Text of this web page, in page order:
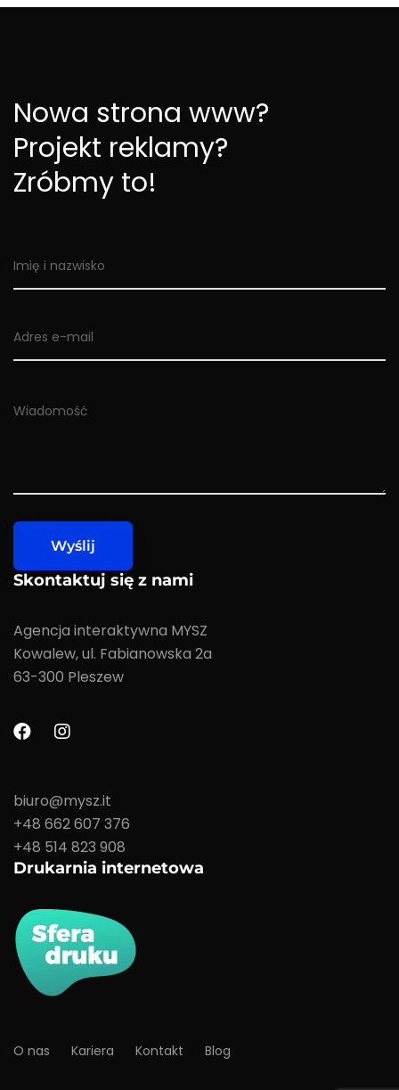
Nowa strona www?
Projekt reklamy?
Zróbmy to!
Skontaktuj się z nami
Agencja interaktywna MYSZ
Kowalew, ul. Fabianowska 2a
63-300 Pleszew
biuro@mysz.it
+48 662 607 376
+48 514 823 908
Drukarnia internetowa
O nas Kariera Kontakt Blog